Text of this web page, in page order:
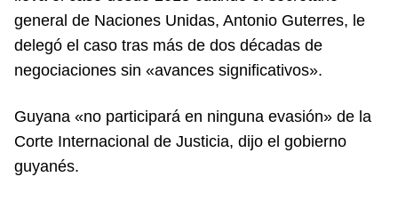
general de Naciones Unidas, Antonio Guterres, le
delegó el caso tras más de dos décadas de
negociaciones sin «avances significativos».
Guyana «no participará en ninguna evasión» de la
Corte Internacional de Justicia, dijo el gobierno
guyanés.